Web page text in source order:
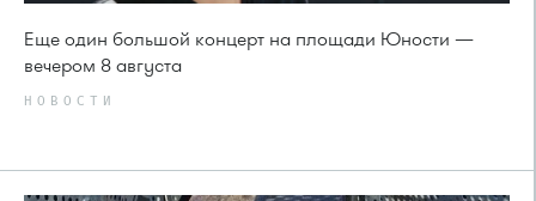
Еще один большой концерт на площади Юности —
вечером 8 августа
НОВОСТИ